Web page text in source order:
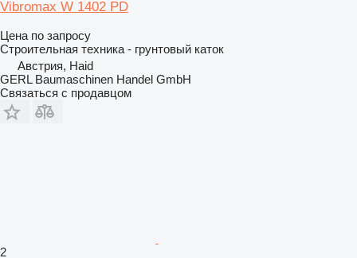
Vibromax W 1402 PD
Цена по запросу
Строительная техника - грунтовый каток
Австрия, Haid
GERL Baumaschinen Handel GmbH
Связаться с продавцом
2